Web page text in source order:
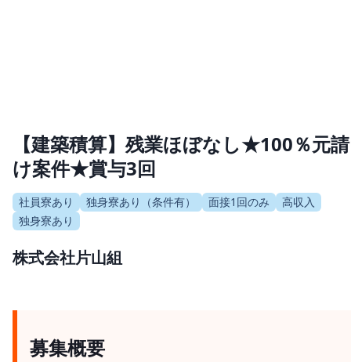
【建築積算】残業ほぼなし★100％元請
け案件★賞与3回
社員寮あり 独身寮あり（条件有） 面接1回のみ
高収入
独身寮あり
株式会社片山組
募集概要